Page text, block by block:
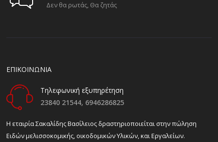
Δεν θα ρωτάς, Θα ζητάς
ΕΠΙΚΟΙΝΩΝΙΑ
Τηλεφωνική εξυπηρέτηση
23840 21544, 6946286825
H εταιρία Σακαλίδης Βασίλειος δραστηριοποιείται στην πώληση
Ειδών μελισσοκομικής, οικοδομικών Υλικών, και Εργαλείων.